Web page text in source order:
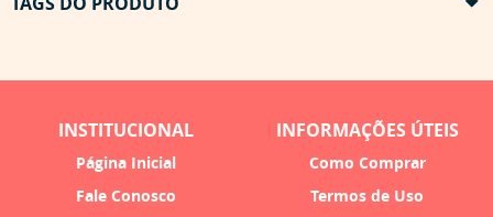
INSTITUCIONAL
Página Inicial
Fale Conosco
INFORMAÇÕES ÚTEIS
Como Comprar
Termos de Uso